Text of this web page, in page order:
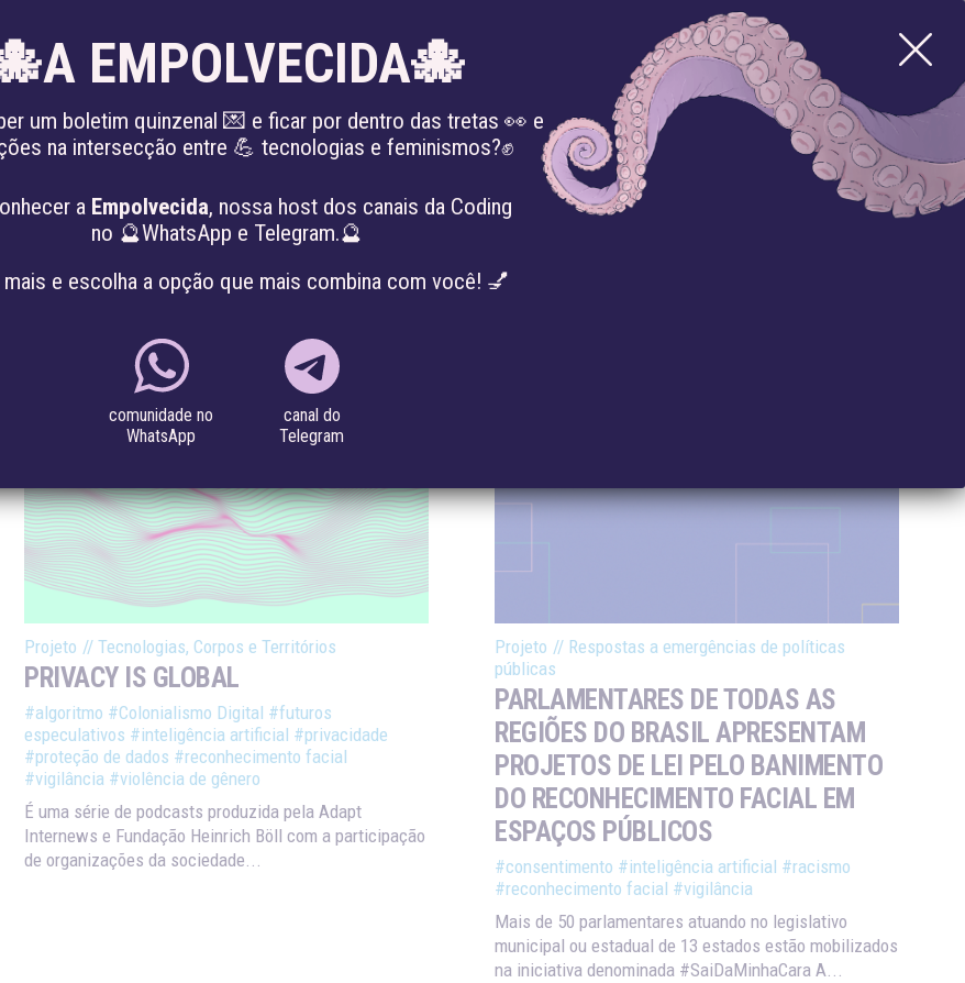
EN
BIBLIOTECA IMPRENSA EVENTOS
Projeto // Tecnologias, Corpos e Territórios
PRIVACY IS GLOBAL
#algoritmo #Colonialismo Digital #futuros
especulativos #inteligência artificial #privacidade
#proteção de dados #reconhecimento facial
#vigilância #violência de gênero
É uma série de podcasts produzida pela Adapt
Internews e Fundação Heinrich Böll com a participação
de organizações da sociedade...
Projeto // Respostas a emergências de políticas
públicas
PARLAMENTARES DE TODAS AS
REGIÕES DO BRASIL APRESENTAM
PROJETOS DE LEI PELO BANIMENTO
DO RECONHECIMENTO FACIAL EM
ESPAÇOS PÚBLICOS
#consentimento #inteligência artificial #racismo
#reconhecimento facial #vigilância
Mais de 50 parlamentares atuando no legislativo
municipal ou estadual de 13 estados estão mobilizados
na iniciativa denominada #SaiDaMinhaCara A...
EMPOLVECIDA🐙
um boletim quinzenal 💌 e ficar por dentro das tretas 👀 e
na intersecção entre 💪 tecnologias e feminismos?✊
a Empolvecida, nossa host dos canais da Coding
no 🔮WhatsApp e Telegram.🔮
mais e escolha a opção que mais combina com você! 💅
comunidade no
WhatsApp
canal do
Telegram